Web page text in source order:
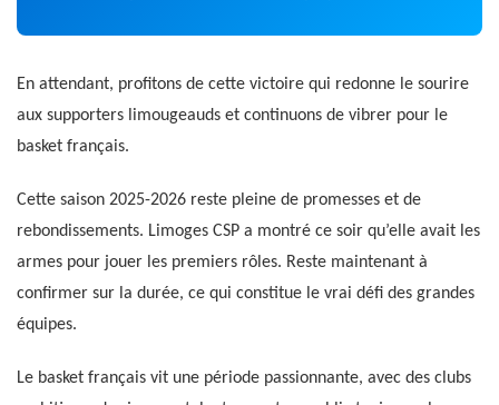
En attendant, profitons de cette victoire qui redonne le sourire
aux supporters limougeauds et continuons de vibrer pour le
basket français.
Cette saison 2025-2026 reste pleine de promesses et de
rebondissements. Limoges CSP a montré ce soir qu’elle avait les
armes pour jouer les premiers rôles. Reste maintenant à
confirmer sur la durée, ce qui constitue le vrai défi des grandes
équipes.
Le basket français vit une période passionnante, avec des clubs